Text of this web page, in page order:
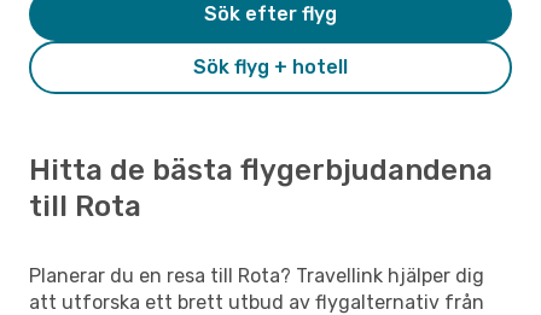
Sök flyg + hotell
Sök efter flyg
Hitta de bästa flygerbjudandena
till Rota
Planerar du en resa till Rota? Travellink hjälper dig
att utforska ett brett utbud av flygalternativ från